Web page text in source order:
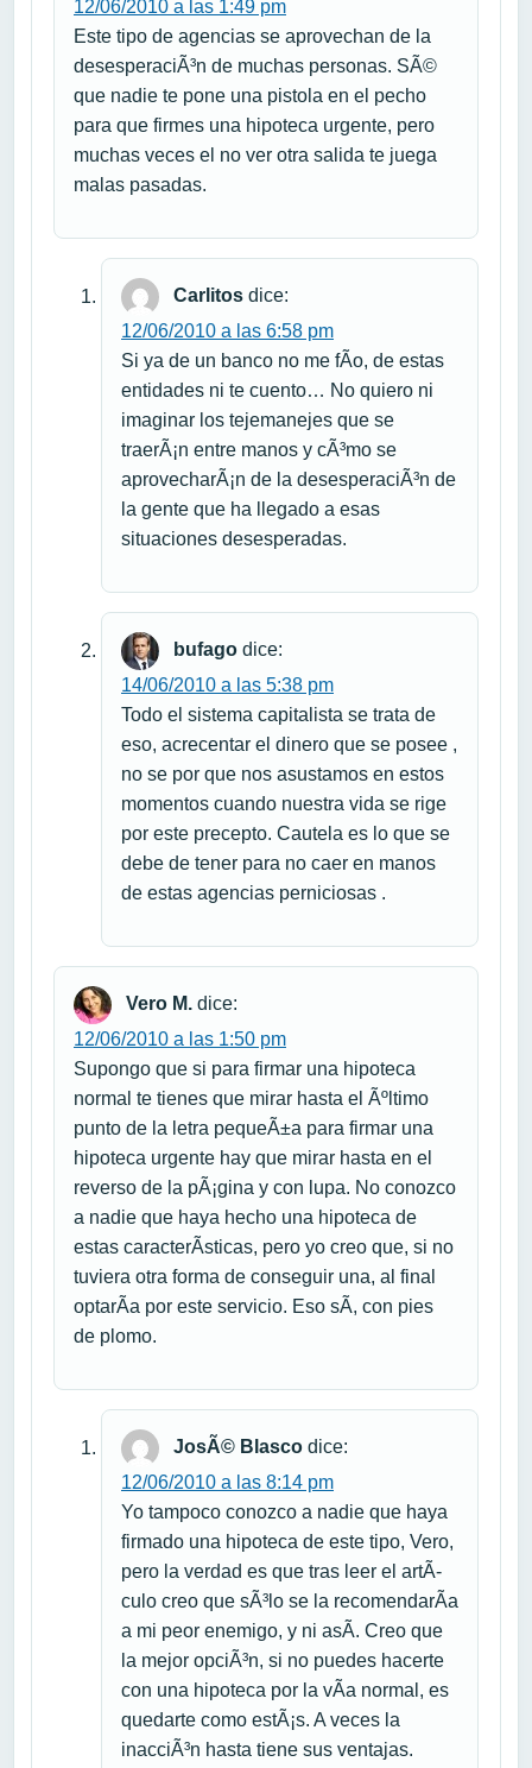
12/06/2010 a las 1:49 pm
Este tipo de agencias se aprovechan de la
desesperaciÃ³n de muchas personas. SÃ©
que nadie te pone una pistola en el pecho
para que firmes una hipoteca urgente, pero
muchas veces el no ver otra salida te juega
malas pasadas.
Carlitos dice:
12/06/2010 a las 6:58 pm
Si ya de un banco no me fÃ­o, de estas
entidades ni te cuento… No quiero ni
imaginar los tejemanejes que se
traerÃ¡n entre manos y cÃ³mo se
aprovecharÃ¡n de la desesperaciÃ³n de
la gente que ha llegado a esas
situaciones desesperadas.
bufago dice:
14/06/2010 a las 5:38 pm
Todo el sistema capitalista se trata de
eso, acrecentar el dinero que se posee ,
no se por que nos asustamos en estos
momentos cuando nuestra vida se rige
por este precepto. Cautela es lo que se
debe de tener para no caer en manos
de estas agencias perniciosas .
Vero M. dice:
12/06/2010 a las 1:50 pm
Supongo que si para firmar una hipoteca
normal te tienes que mirar hasta el Ãºltimo
punto de la letra pequeÃ±a para firmar una
hipoteca urgente hay que mirar hasta en el
reverso de la pÃ¡gina y con lupa. No conozco
a nadie que haya hecho una hipoteca de
estas caracterÃ­sticas, pero yo creo que, si no
tuviera otra forma de conseguir una, al final
optarÃ­a por este servicio. Eso sÃ­, con pies
de plomo.
JosÃ© Blasco dice:
12/06/2010 a las 8:14 pm
Yo tampoco conozco a nadie que haya
firmado una hipoteca de este tipo, Vero,
pero la verdad es que tras leer el artÃ­
culo creo que sÃ³lo se la recomendarÃ­a
a mi peor enemigo, y ni asÃ­. Creo que
la mejor opciÃ³n, si no puedes hacerte
con una hipoteca por la vÃ­a normal, es
quedarte como estÃ¡s. A veces la
inacciÃ³n hasta tiene sus ventajas.